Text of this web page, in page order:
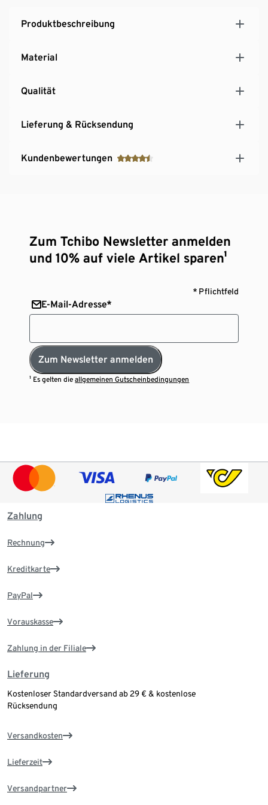
Produktbeschreibung
Material
Qualität
Lieferung & Rücksendung
Kundenbewertungen
Zum Tchibo Newsletter anmelden
und 10% auf viele Artikel sparen¹
* Pflichtfeld
E-Mail-Adresse*
Zum Newsletter anmelden
¹ Es gelten dieallgemeinen Gutscheinbedingungen
Zahlung
Rechnung
Kreditkarte
PayPal
Vorauskasse
Zahlung in der Filiale
Lieferung
Kostenloser Standardversand ab 29 € & kostenlose
Rücksendung
Versandkosten
Lieferzeit
Versandpartner